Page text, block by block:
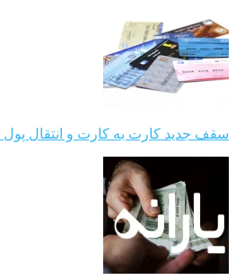
سقف جدید کارت به کارت و انتقال پول